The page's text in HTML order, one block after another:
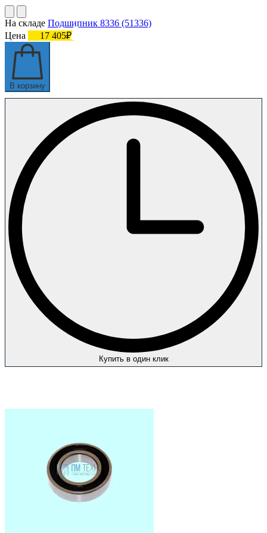
На складе Подшипник 8336 (51336)
Цена
17 405₽
В корзину
Купить в один клик